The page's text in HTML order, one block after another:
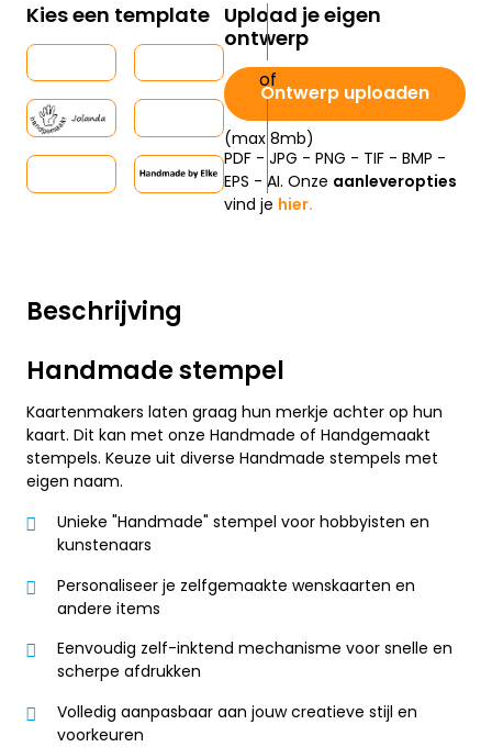
Beschrijving
Handmade stempel
Kaartenmakers laten graag hun merkje achter op hun
kaart. Dit kan met onze Handmade of Handgemaakt
stempels. Keuze uit diverse Handmade stempels met
eigen naam.
Unieke "Handmade" stempel voor hobbyisten en
kunstenaars
Personaliseer je zelfgemaakte wenskaarten en
andere items
Eenvoudig zelf-inktend mechanisme voor snelle en
scherpe afdrukken
Volledig aanpasbaar aan jouw creatieve stijl en
voorkeuren
Kies een template Upload je eigen
ontwerp
Ontwerp uploaden
(max 8mb)
PDF - JPG - PNG - TIF - BMP -
EPS - AI. Onze aanleveropties
vind je hier.